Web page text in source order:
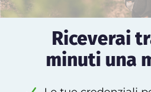
Riceverai
minuti una